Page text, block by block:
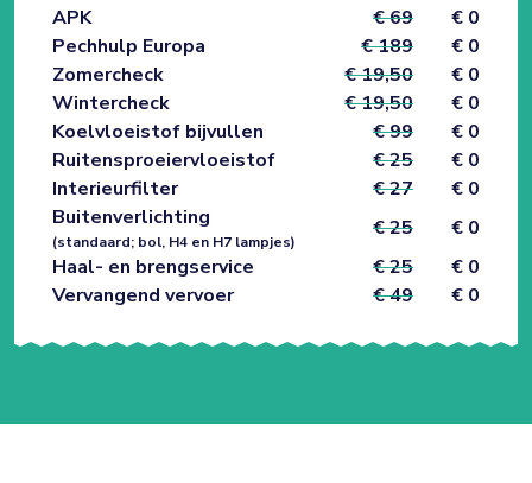
APK
€ 69
€ 0
Pechhulp Europa
€ 189
€ 0
Zomercheck
€ 19,50
€ 0
Wintercheck
€ 19,50
€ 0
Koelvloeistof bijvullen
€ 99
€ 0
Ruitensproeiervloeistof
€ 25
€ 0
Interieurfilter
€ 27
€ 0
Buitenverlichting
(standaard; bol, H4 en H7 lampjes)
€ 25
€ 0
Haal- en brengservice
€ 25
€ 0
Vervangend vervoer
€ 49 € 0